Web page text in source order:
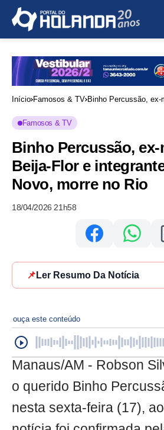
Início Famosos & TV Binho Percussão,
Famosos & TV
Binho Percussão,
Beija-Flor e
Novo, morre no Rio
18/04/2026 21h58
📌 Ler Resumo Da Notícia
ouça este conteúdo
Manaus/AM - Robson
o querido Binho
nesta sexta-feira (17),